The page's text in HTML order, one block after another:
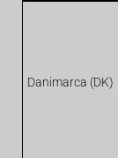
Danimarca (DK)